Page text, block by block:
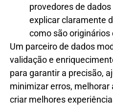
provedores de
explicar claramente
como são
Um parceiro de dados
validação e
para garantir a precisão,
minimizar erros, melhorar
criar melhores